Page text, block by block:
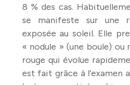
8 % des cas.
se manifeste sur une
exposée au soleil. Elle
« nodule » (une boule) ou
rouge qui évolue
est fait grâce à l’examen